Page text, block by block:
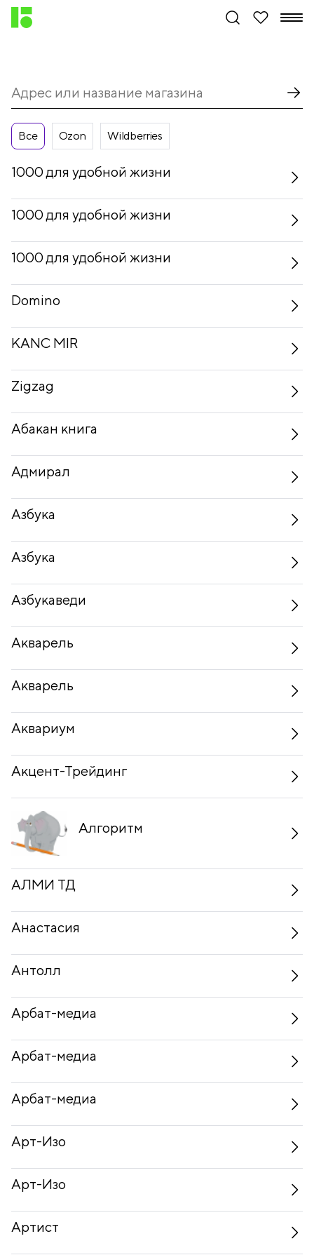
Все Ozon Wildberries
1000 для удобной жизни
1000 для удобной жизни
1000 для удобной жизни
Domino
KANC MIR
Zigzag
Абакан книга
Адмирал
Азбука
Азбука
Азбукаведи
Акварель
Акварель
Аквариум
Акцент-Трейдинг
Алгоритм
АЛМИ ТД
Анастасия
Антолл
Арбат-медиа
Арбат-медиа
Арбат-медиа
Арт-Изо
Арт-Изо
Артист